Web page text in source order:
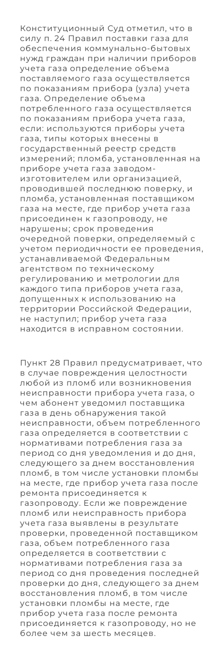
Конституционный Суд отметил, что в
силу п. 24 Правил поставки газа для
обеспечения коммунально-бытовых
нужд граждан при наличии приборов
учета газа определение объема
поставляемого газа осуществляется
по показаниям прибора (узла) учета
газа. Определение объема
потребленного газа осуществляется
по показаниям прибора учета газа,
если: используются приборы учета
газа, типы которых внесены в
государственный реестр средств
измерений; пломба, установленная на
приборе учета газа заводом-
изготовителем или организацией,
проводившей последнюю поверку, и
пломба, установленная поставщиком
газа на месте, где прибор учета газа
присоединен к газопроводу, не
нарушены; срок проведения
очередной поверки, определяемый с
учетом периодичности ее проведения,
устанавливаемой Федеральным
агентством по техническому
регулированию и метрологии для
каждого типа приборов учета газа,
допущенных к использованию на
территории Российской Федерации,
не наступил; прибор учета газа
находится в исправном состоянии.
Пункт 28 Правил предусматривает, что
в случае повреждения целостности
любой из пломб или возникновения
неисправности прибора учета газа, о
чем абонент уведомил поставщика
газа в день обнаружения такой
неисправности, объем потребленного
газа определяется в соответствии с
нормативами потребления газа за
период со дня уведомления и до дня,
следующего за днем восстановления
пломб, в том числе установки пломбы
на месте, где прибор учета газа после
ремонта присоединяется к
газопроводу. Если же повреждение
пломб или неисправность прибора
учета газа выявлены в результате
проверки, проведенной поставщиком
газа, объем потребленного газа
определяется в соответствии с
нормативами потребления газа за
период со дня проведения последней
проверки до дня, следующего за днем
восстановления пломб, в том числе
установки пломбы на месте, где
прибор учета газа после ремонта
присоединяется к газопроводу, но не
более чем за шесть месяцев.